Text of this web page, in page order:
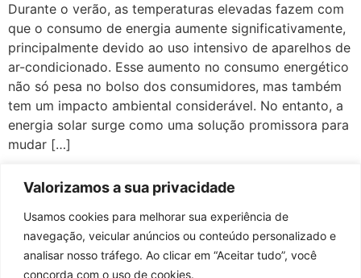
Valorizamos a sua privacidade
Usamos cookies para melhorar sua experiência de
navegação, veicular anúncios ou conteúdo personalizado e
analisar nosso tráfego. Ao clicar em “Aceitar tudo”, você
concorda com o uso de cookies.
Durante o verão, as temperaturas elevadas fazem com
que o consumo de energia aumente significativamente,
principalmente devido ao uso intensivo de aparelhos de
ar-condicionado. Esse aumento no consumo energético
não só pesa no bolso dos consumidores, mas também
tem um impacto ambiental considerável. No entanto, a
energia solar surge como uma solução promissora para
mudar […]
+55 71 3508-9190
contato@macrosol.com.br
Rua Pelicano, n° 506, Empresarial Tropical Center, salas 101 e